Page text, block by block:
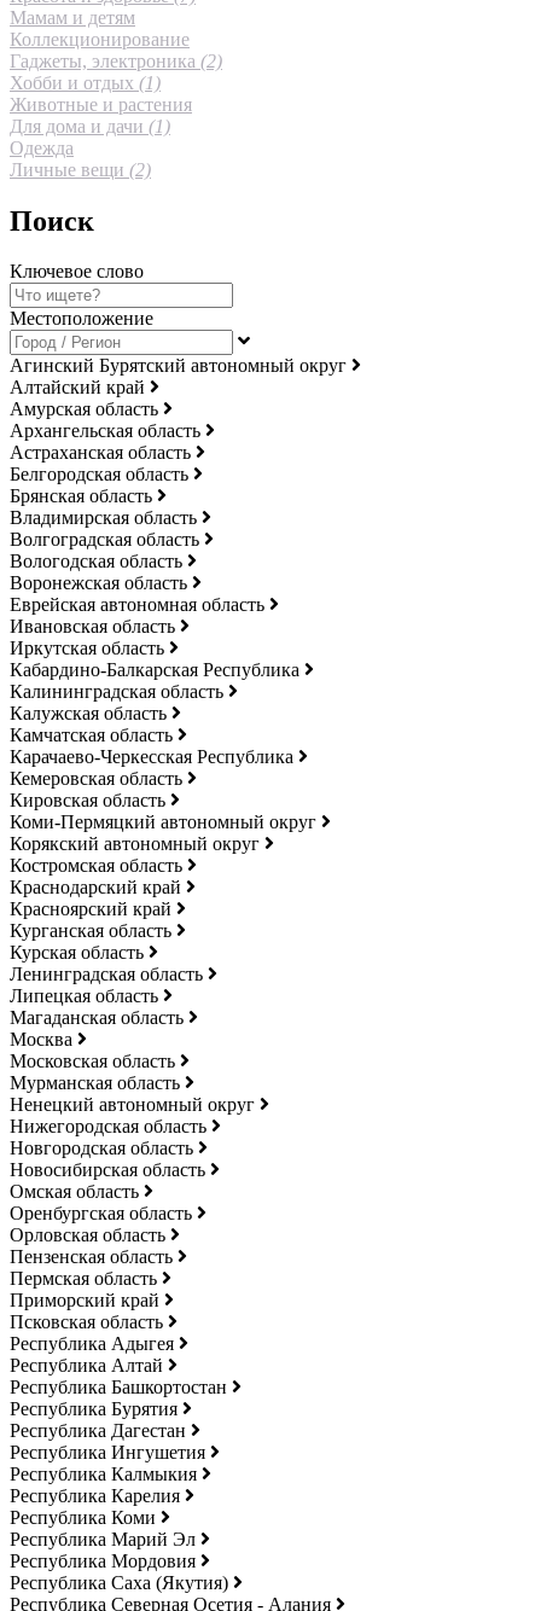
Мамам и детям
Коллекционирование
Гаджеты, электроника (2)
Хобби и отдых (1)
Животные и растения
Для дома и дачи (1)
Одежда
Личные вещи (2)
Поиск
Ключевое слово
Местоположение
Агинский Бурятский автономный округ
Алтайский край
Амурская область
Архангельская область
Астраханская область
Белгородская область
Брянская область
Владимирская область
Волгоградская область
Вологодская область
Воронежская область
Еврейская автономная область
Ивановская область
Иркутская область
Кабардино-Балкарская Республика
Калининградская область
Калужская область
Камчатская область
Карачаево-Черкесская Республика
Кемеровская область
Кировская область
Коми-Пермяцкий автономный округ
Корякский автономный округ
Костромская область
Краснодарский край
Красноярский край
Курганская область
Курская область
Ленинградская область
Липецкая область
Магаданская область
Москва
Московская область
Мурманская область
Ненецкий автономный округ
Нижегородская область
Новгородская область
Новосибирская область
Омская область
Оренбургская область
Орловская область
Пензенская область
Пермская область
Приморский край
Псковская область
Республика Адыгея
Республика Алтай
Республика Башкортостан
Республика Бурятия
Республика Дагестан
Республика Ингушетия
Республика Калмыкия
Республика Карелия
Республика Коми
Республика Марий Эл
Республика Мордовия
Республика Саха (Якутия)
Республика Северная Осетия - Алания